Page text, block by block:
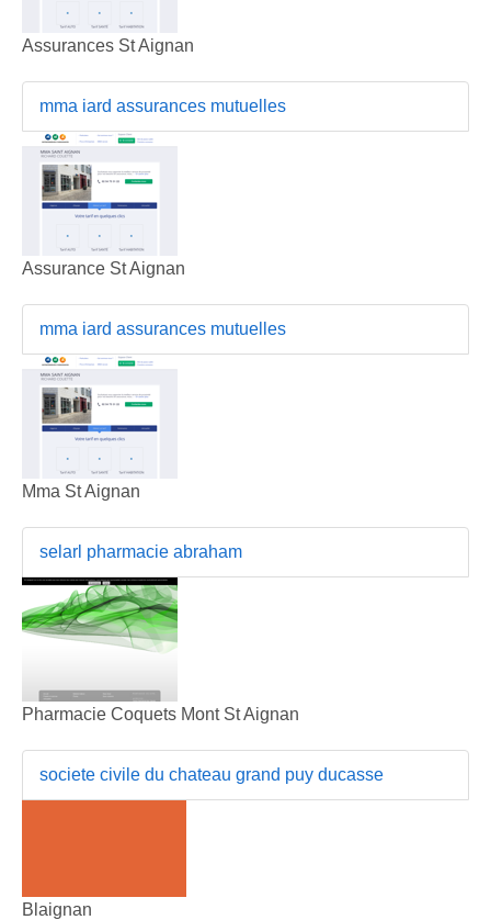
Assurances St Aignan
mma iard assurances mutuelles
Assurance St Aignan
mma iard assurances mutuelles
Mma St Aignan
selarl pharmacie abraham
Pharmacie Coquets Mont St Aignan
societe civile du chateau grand puy ducasse
Blaignan